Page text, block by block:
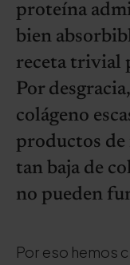
proteína
bien
receta trivial
Por
colágeno
productos de
tan baja de
no pueden
Por eso hemos